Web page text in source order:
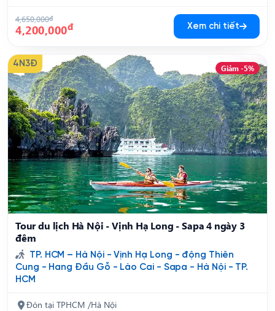
4,650,000đ
4,200,000đ Xem chi tiết
4N3Đ Giảm -5%
Tour du lịch Hà Nội - Vịnh Hạ Long - Sapa 4 ngày 3
đêm
TP. HCM – Hà Nội - Vịnh Hạ Long - động Thiên
Cung - Hang Đầu Gỗ - Lào Cai - Sapa - Hà Nội - TP.
HCM
Đón tại TPHCM /Hà Nội